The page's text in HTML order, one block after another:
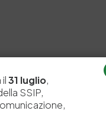
31 luglio,
SSIP,